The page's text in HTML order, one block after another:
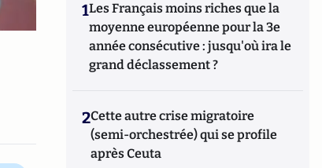
1Les Français moins riches que la
moyenne européenne pour la 3e
année consécutive : jusqu'où ira le
grand déclassement ?
2Cette autre crise migratoire
(semi-orchestrée) qui se profile
après Ceuta